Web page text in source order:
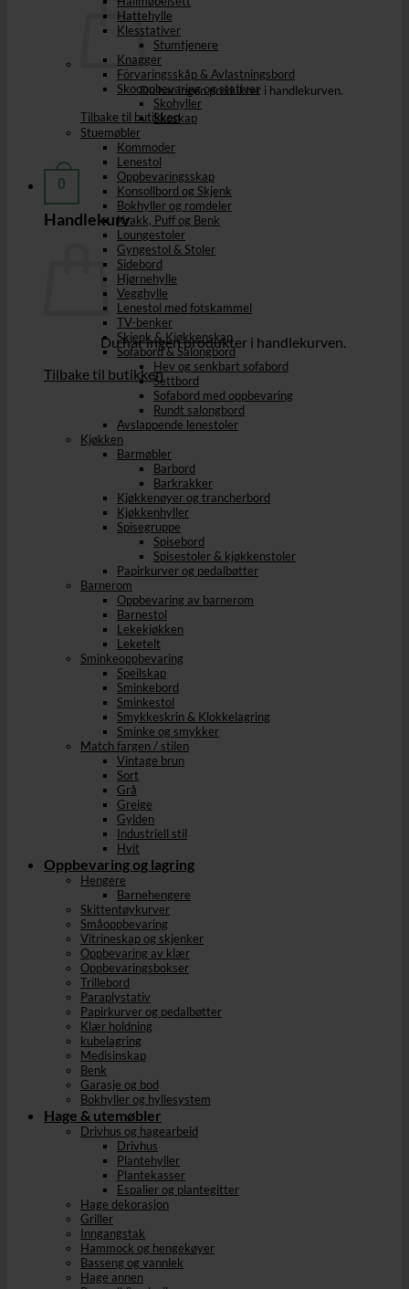
Du har ingen produkter i handlekurven.
Tilbake til butikken
0
Handlekurv
Du har ingen produkter i handlekurven.
Tilbake til butikken
Hattehylle
Klesstativer
Stumtjenere
Knagger
Förvaringsskåp & Avlastningsbord
Skooppbevaring og stativer
Skohyller
Skoskap
Stuemøbler
Kommoder
Lenestol
Oppbevaringsskap
Konsollbord og Skjenk
Bokhyller og romdeler
Krakk, Puff og Benk
Loungestoler
Gyngestol & Stoler
Sidebord
Hjørnehylle
Vegghylle
Lenestol med fotskammel
TV-benker
Skjenk & Kjøkkenskap
Sofabord & Salongbord
Hev og senkbart sofabord
Settbord
Sofabord med oppbevaring
Rundt salongbord
Avslappende lenestoler
Kjøkken
Barmøbler
Barbord
Barkrakker
Kjøkkenøyer og trancherbord
Kjøkkenhyller
Spisegruppe
Spisebord
Spisestoler & kjøkkenstoler
Papirkurver og pedalbøtter
Barnerom
Oppbevaring av barnerom
Barnestol
Lekekjøkken
Leketelt
Sminkeoppbevaring
Speilskap
Sminkebord
Sminkestol
Smykkeskrin & Klokkelagring
Sminke og smykker
Match fargen / stilen
Vintage brun
Sort
Grå
Greige
Gylden
Industriell stil
Hvit
Oppbevaring og lagring
Hengere
Barnehengere
Skittentøykurver
Småoppbevaring
Vitrineskap og skjenker
Oppbevaring av klær
Oppbevaringsbokser
Trillebord
Paraplystativ
Papirkurver og pedalbøtter
Klær holdning
kubelagring
Medisinskap
Benk
Garasje og bod
Bokhyller og hyllesystem
Hage & utemøbler
Drivhus og hagearbeid
Drivhus
Plantehyller
Plantekasser
Espalier og plantegitter
Hage dekorasjon
Griller
Inngangstak
Hammock og hengekøyer
Basseng og vannlek
Hage annen